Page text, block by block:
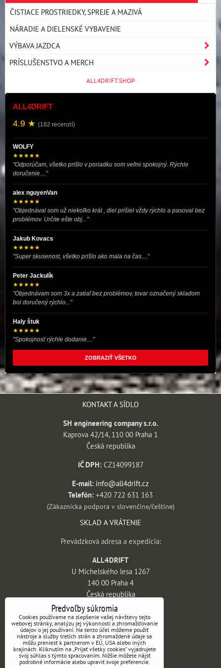
ČISTIACE PROSTRIEDKY, SPREJE A MAZIVÁ
NÁRADIE A DIELENSKÉ VYBAVENIE
VÝBAVA JAZDCA
PRÍSLUŠENSTVO A MERCH
ALL4DRIFT.SHOP
ALL4DRIFT
4.9 ★ (182 recenzií)
WOLFY
★★★★★
"Odporúčam, všetko prišlo v poriadku som veľmi spokojný. Rýchle
doručenie...."
alex nguyenVan
★★★★★
"Objednával som už niekoľko krát , diel prišiel vždy rýchlo a pasoval bez
problémov. Určite ešte obj..."
Jakub Kovacs
★★★★★
"Super skusenost, všetko prišlo ako mala na čas...."
Peter Jackulík
★★★★★
"Objednávam som 3x a zatiaľ bez problémov, tovar označený skladom
bol doručený rýchlo..."
Haly štuk
★★★★★
"Spokojnosť rýchle dodanie...."
ZOBRAZIŤ VŠETKO
KONTAKT A SÍDLO
SH engineering company s.r.o.
Kaprova 42/14, 110 00 Praha 1
Česká republika
IČ DPH:CZ14099187
E-mail: info@all4drift.cz
Telefón: +420 722 631 163
(Zákaznícka podpora v slovenčine/češtine)
SKLAD A VRÁTENIE
Prevádzková adresa a expedícia:
ALL4DRIFT
U Michelského lesa 1267
140 00 Praha 4
Česká republika
INFORMÁCIE
Obchodné podmienky
Vrátenie tovaru a reklamácie
Doprava a platba
Predvoľby súkromia
Cookies používame na zlepšenie vašej návštevy tejto
webovej stránky, analýzu jej výkonnosti a zhromažďovanie
údajov o jej používaní. Na tento účel môžeme použiť
nástroje a služby tretích strán a zhromaždené údaje sa
môžu preniesť k partnerom v EÚ, USA alebo iných
krajinách. Kliknutím na „Prijať všetky cookies“ vyjadrujete
svoj súhlas s týmto spracovaním. Nižšie môžete nájsť
podrobné informácie alebo upraviť svoje preferencie.